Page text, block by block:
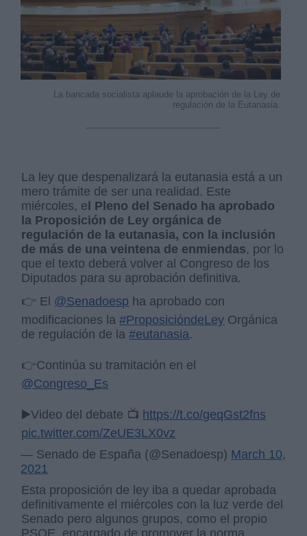
La bancada socialista aplaude la aprobación de la Ley de
regulación de la Eutanasia.
La ley que despenalizará la eutanasia está a un
mero trámite de ser una realidad. Este
miércoles, e l Pleno del Senado ha aprobado
la Proposición de Ley orgánica de
regulación de la eutanasia, con la inclusión
de más de una veintena de enmiendas, por lo
que el texto deberá volver al Congreso de los
Diputados para su aprobación definitiva.
👉 El @Senadoesp ha aprobado con
modificaciones la#ProposicióndeLey Orgánica
de regulación de la#eutanasia.
👉Continúa su tramitación en el
@Congreso_Es
▶️Video del debate 📺 https://t.co/geqGst2fns
pic.twitter.com/ZeUE3LX0vz
— Senado de España (@Senadoesp) March 10,
2021
Esta proposición de ley iba a quedar aprobada
definitivamente el miércoles con la luz verde del
Senado pero algunos grupos, como el propio